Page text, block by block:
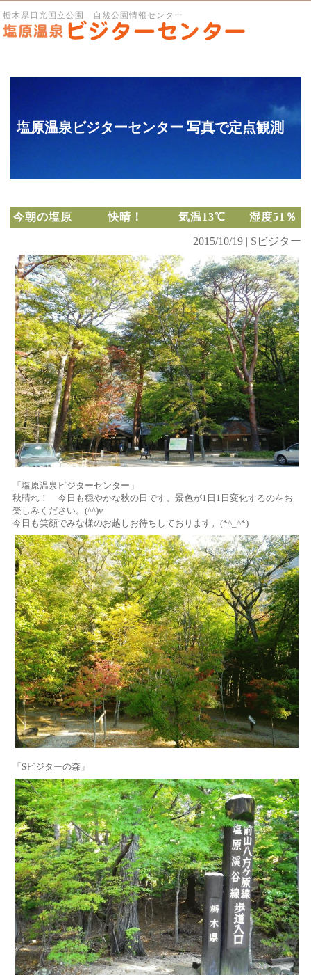
栃木県日光国立公園 自然公園情報センター
塩原温泉ビジターセンター 写真で定点観測
今朝の塩原 快晴！ 気温13℃ 湿度51％
2015/10/19 | Sビジター
「塩原温泉ビジターセンター」
秋晴れ！ 今日も穏やかな秋の日です。景色が1日1日変化するのをお
楽しみください。(^^)v
今日も笑顔でみな様のお越しお待ちしております。(*^_^*)
「Sビジターの森」